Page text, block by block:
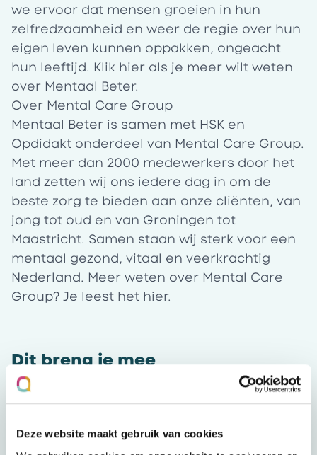
Deze website maakt gebruik van cookies
we ervoor dat mensen groeien in hun
zelfredzaamheid en weer de regie over hun
eigen leven kunnen oppakken, ongeacht
hun leeftijd. Klik hier als je meer wilt weten
over Mentaal Beter.
Over Mental Care Group
Mentaal Beter is samen met HSK en
Opdidakt onderdeel van Mental Care Group.
Met meer dan 2000 medewerkers door het
land zetten wij ons iedere dag in om de
beste zorg te bieden aan onze cliënten, van
jong tot oud en van Groningen tot
Maastricht. Samen staan wij sterk voor een
mentaal gezond, vitaal en veerkrachtig
Nederland. Meer weten over Mental Care
Group? Je leest het hier.
Dit breng je mee
Mentaal Beter Vitaalpunt biedt geestelijke
gezondheidszorg aan cliënten met een
combinatie van psychische en